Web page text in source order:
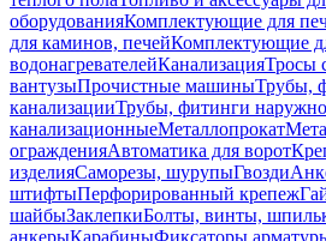
оборудованияКомплектующие для
для каминов, печейКомплектующие
водонагревателейКанализацияТросы
вантузыПрочистные машиныТрубы,
канализацииТрубы, фитинги
канализационныеМеталлопрокат
огражденияАвтоматика для ворот
изделияСаморезы, шурупыГвозди
штифтыПерфорированный крепеж
шайбыЗаклепкиБолты, винты,
анкерыКарабиныФиксаторы